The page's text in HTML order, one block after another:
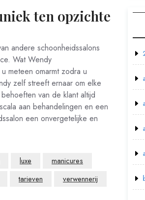
ten opzichte
andere schoonheidssalons
Wat Wendy
meteen omarmt zodra u
zelf streeft ernaar om elke
van de klant altijd
aan behandelingen en een
een onvergetelijke en
luxe
manicures
tarieven
verwennerij